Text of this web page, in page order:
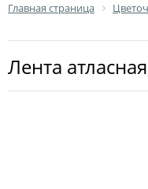
Главная страница
Лента